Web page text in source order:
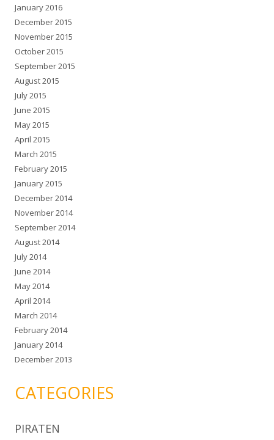
January 2016
December 2015
November 2015
October 2015
September 2015
August 2015
July 2015
June 2015
May 2015
April 2015
March 2015
February 2015
January 2015
December 2014
November 2014
September 2014
August 2014
July 2014
June 2014
May 2014
April 2014
March 2014
February 2014
January 2014
December 2013
CATEGORIES
PIRATEN